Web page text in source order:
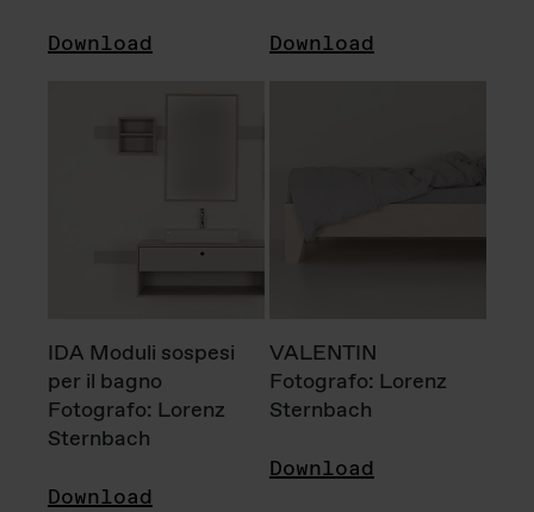
Download Download
IDA Moduli sospesi
per il bagno
Fotografo: Lorenz
Sternbach
Download
VALENTIN
Fotografo: Lorenz
Sternbach
Download